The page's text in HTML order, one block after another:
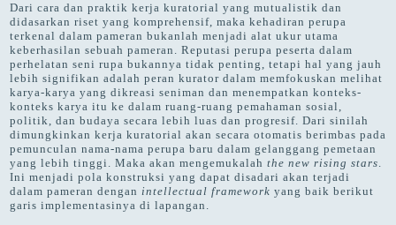
Dari cara dan praktik kerja kuratorial yang mutualistik dan
didasarkan riset yang komprehensif, maka kehadiran perupa
terkenal dalam pameran bukanlah menjadi alat ukur utama
keberhasilan sebuah pameran. Reputasi perupa peserta dalam
perhelatan seni rupa bukannya tidak penting, tetapi hal yang jauh
lebih signifikan adalah peran kurator dalam memfokuskan melihat
karya-karya yang dikreasi seniman dan menempatkan konteks-
konteks karya itu ke dalam ruang-ruang pemahaman sosial,
politik, dan budaya secara lebih luas dan progresif. Dari sinilah
dimungkinkan kerja kuratorial akan secara otomatis berimbas pada
pemunculan nama-nama perupa baru dalam gelanggang pemetaan
yang lebih tinggi. Maka akan mengemukalah the new rising stars.
Ini menjadi pola konstruksi yang dapat disadari akan terjadi
dalam pameran dengan intellectual framework yang baik berikut
garis implementasinya di lapangan.